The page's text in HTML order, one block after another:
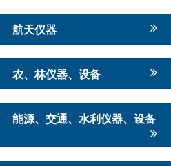
航天仪器
农、林仪器、设备
能源、交通、水利仪器、设备